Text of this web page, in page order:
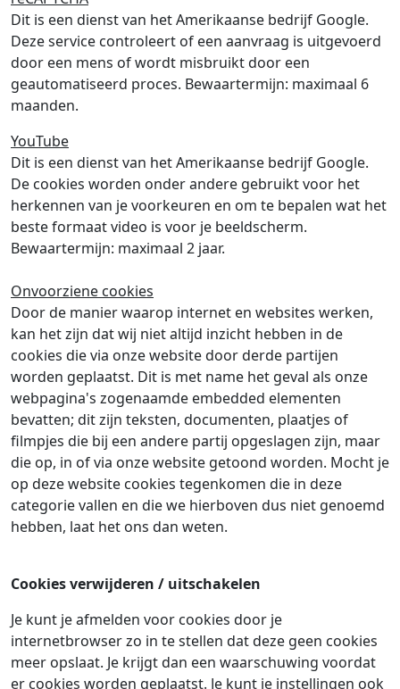
Dit is een dienst van het Amerikaanse bedrijf Google.
Deze service controleert of een aanvraag is uitgevoerd
door een mens of wordt misbruikt door een
geautomatiseerd proces. Bewaartermijn: maximaal 6
maanden.
YouTube
Dit is een dienst van het Amerikaanse bedrijf Google.
De cookies worden onder andere gebruikt voor het
herkennen van je voorkeuren en om te bepalen wat het
beste formaat video is voor je beeldscherm.
Bewaartermijn: maximaal 2 jaar.
Onvoorziene cookies
Door de manier waarop internet en websites werken,
kan het zijn dat wij niet altijd inzicht hebben in de
cookies die via onze website door derde partijen
worden geplaatst. Dit is met name het geval als onze
webpagina's zogenaamde embedded elementen
bevatten; dit zijn teksten, documenten, plaatjes of
filmpjes die bij een andere partij opgeslagen zijn, maar
die op, in of via onze website getoond worden. Mocht je
op deze website cookies tegenkomen die in deze
categorie vallen en die we hierboven dus niet genoemd
hebben, laat het ons dan weten.
Cookies verwijderen / uitschakelen
Je kunt je afmelden voor cookies door je
internetbrowser zo in te stellen dat deze geen cookies
meer opslaat. Je krijgt dan een waarschuwing voordat
er cookies worden geplaatst. Je kunt je instellingen ook